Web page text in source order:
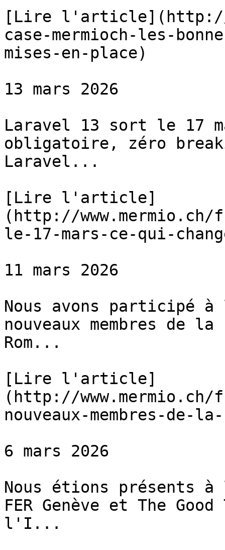
[Lire l'article](http://
case-mermioch-les-
mises-en-place)
13 mars 2026
Laravel 13 sort le 17
obligatoire, zéro
Laravel...
[Lire l'article]
(http://
le-17-mars-ce-qui-
11 mars 2026
Nous avons participé
nouveaux membres de
Rom...
[Lire l'article]
(http://
nouveaux-membres-de-
6 mars 2026
Nous étions présents
FER Genève et The
l'I...